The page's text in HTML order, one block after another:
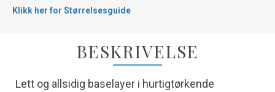
Klikk her for Størrelsesguide
BESKRIVELSE
Lett og allsidig baselayer i hurtigtørkende